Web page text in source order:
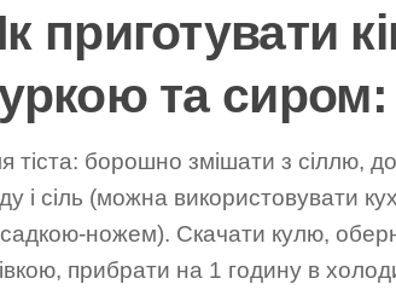
приготувати
та сиром:
тіста: борошно змішати з сіллю,
і сіль (можна використовувати
ножем). Скачати кулю,
прибрати на 1 годину в